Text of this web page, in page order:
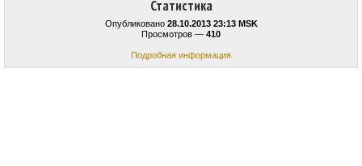
Статистика
Опубликовано 28.10.2013 23:13 MSK
Просмотров — 410
Подробная информация